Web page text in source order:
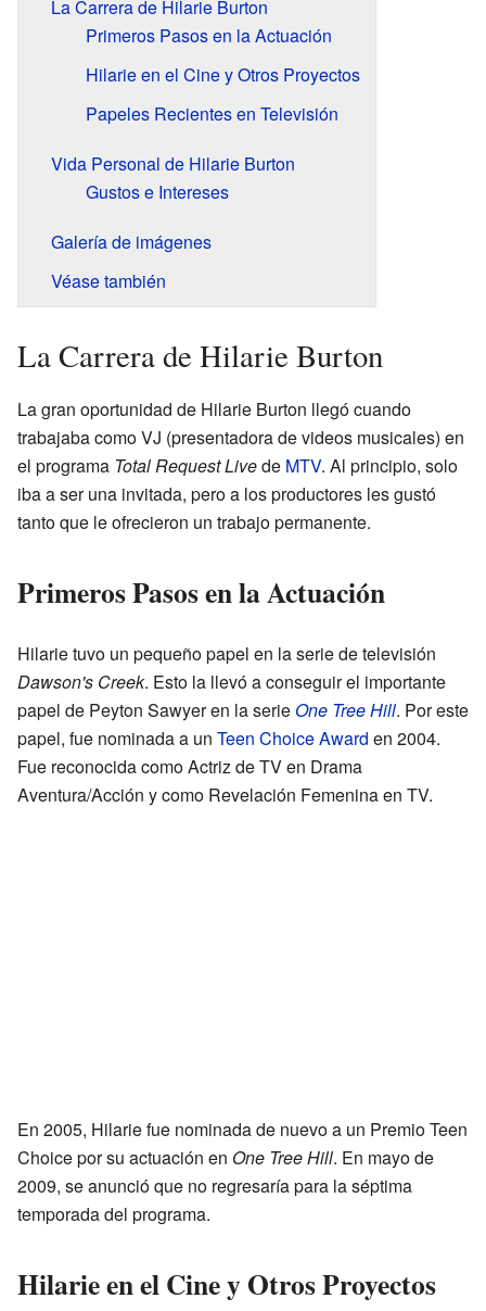
La Carrera de Hilarie Burton
Primeros Pasos en la Actuación
Hilarie en el Cine y Otros Proyectos
Papeles Recientes en Televisión
Vida Personal de Hilarie Burton
Gustos e Intereses
Galería de imágenes
Véase también
La Carrera de Hilarie Burton
La gran oportunidad de Hilarie Burton llegó cuando
trabajaba como VJ (presentadora de videos musicales) en
el programa Total Request Livede MTV. Al principio, solo
iba a ser una invitada, pero a los productores les gustó
tanto que le ofrecieron un trabajo permanente.
Primeros Pasos en la Actuación
Hilarie tuvo un pequeño papel en la serie de televisión
Dawson's Creek. Esto la llevó a conseguir el importante
papel de Peyton Sawyer en la serieOne Tree Hill. Por este
papel, fue nominada a un Teen Choice Award en 2004.
Fue reconocida como Actriz de TV en Drama
Aventura/Acción y como Revelación Femenina en TV.
En 2005, Hilarie fue nominada de nuevo a un Premio Teen
Choice por su actuación en One Tree Hill. En mayo de
2009, se anunció que no regresaría para la séptima
temporada del programa.
Hilarie en el Cine y Otros Proyectos